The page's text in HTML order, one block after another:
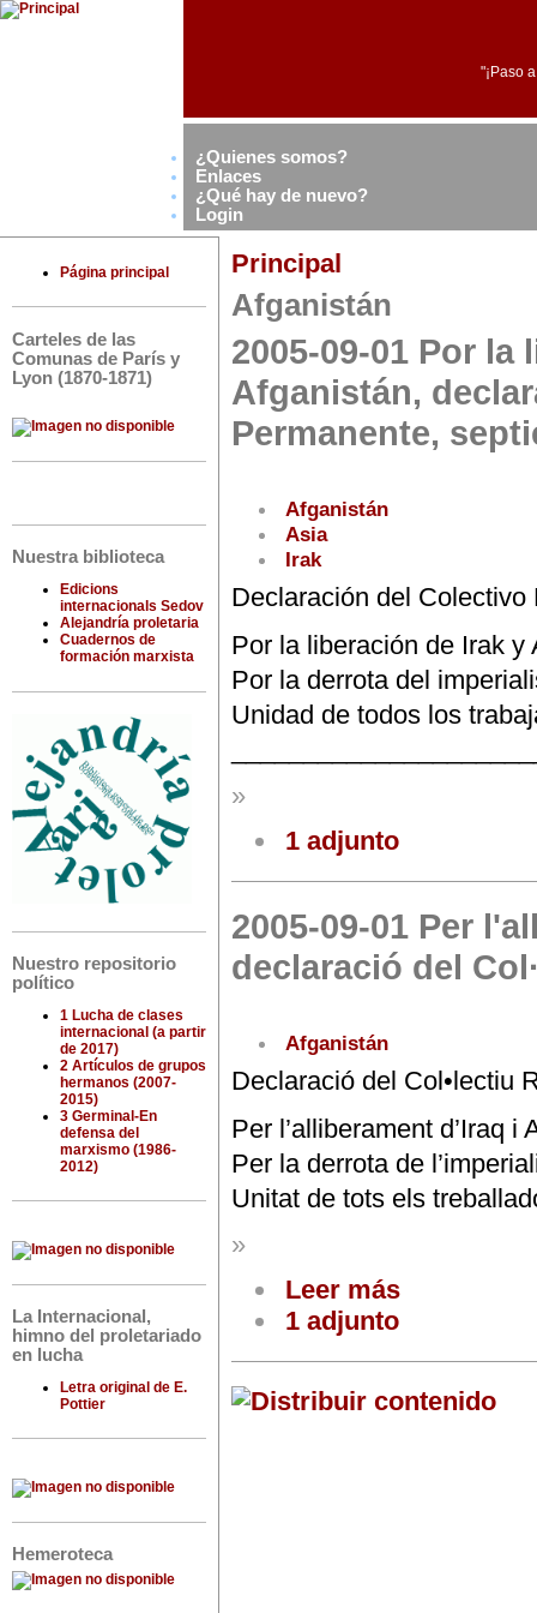
"¡Paso
¿Quienes somos?
Enlaces
¿Qué hay de nuevo?
Login
Página principal
Carteles de las
Comunas de París y
Lyon (1870-1871)
Nuestra biblioteca
Edicions
internacionals Sedov
Alejandría proletaria
Cuadernos de
formación marxista
Nuestro repositorio
político
1 Lucha de clases
internacional (a partir
de 2017)
2 Artículos de grupos
hermanos (2007-
2015)
3 Germinal-En
defensa del
marxismo (1986-
2012)
La Internacional,
himno del proletariado
en lucha
Letra original de E.
Pottier
Hemeroteca
Principal
Afganistán
2005-09-01 Por
Afganistán,
Permanente,
Afganistán
Asia
Irak
Declaración del
Por la liberación de Irak y
Por la derrota del
Unidad de todos los
»
1 adjunto
2005-09-01 Per
declaració del
Afganistán
Declaració del Col•lectiu
Per l’alliberament d’Iraq i
Per la derrota de
Unitat de tots els
»
Leer más
1 adjunto